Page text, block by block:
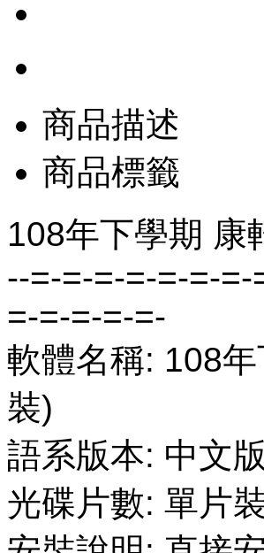
商品描述
商品標籤
108年下學期 康
--=-=-=-=-=-=-
=-=-=-=-=-
軟體名稱: 108
裝)
語系版本: 中文版
光碟片數: 單片